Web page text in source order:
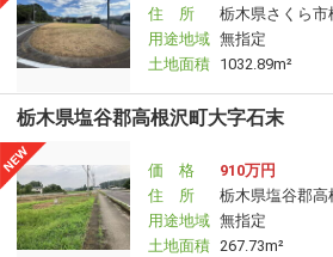
住 所
栃木県さくら市
用途地域 無指定
土地面積 1032.89m²
栃木県塩谷郡高根沢町大字石末
価 格
910万円
住 所
栃木県塩谷郡
用途地域 無指定
土地面積 267.73m²